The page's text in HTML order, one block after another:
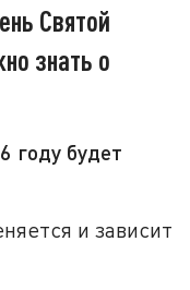
Святой
знать о
году будет
и зависит